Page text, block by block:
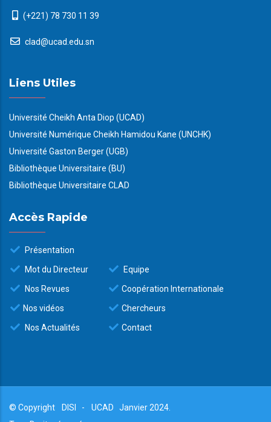
(+221) 78 730 11 39
clad@ucad.edu.sn
Liens Utiles
Université Cheikh Anta Diop (UCAD)
Université Numérique Cheikh Hamidou Kane (UNCHK)
Université Gaston Berger (UGB)
Bibliothèque Universitaire (BU)
Bibliothèque Universitaire CLAD
Accès Rapide
Présentation
Mot du Directeur
Nos Revues
Nos vidéos
Nos Actualités
Equipe
Coopération Internationale
Chercheurs
Contact
© Copyright DISI - UCAD
Janvier 2024.